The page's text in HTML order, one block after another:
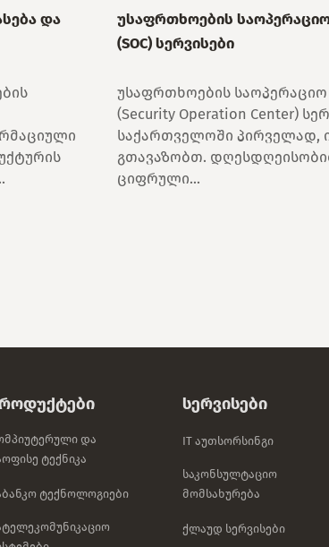
და
უსაფრთხოების
(SOC) სერვისები
უსაფრთხოების
(Security Operation Center)
საქართველოში პირველად,
გთავაზობთ.
ციფრული...
Და
Ტექნიკა
Ტექნოლოგიები
Სერვისები
IT Აუთსორსინგი
Საკონსულტაციო
Მომსახურება
Ქლაუდ Სერვისები